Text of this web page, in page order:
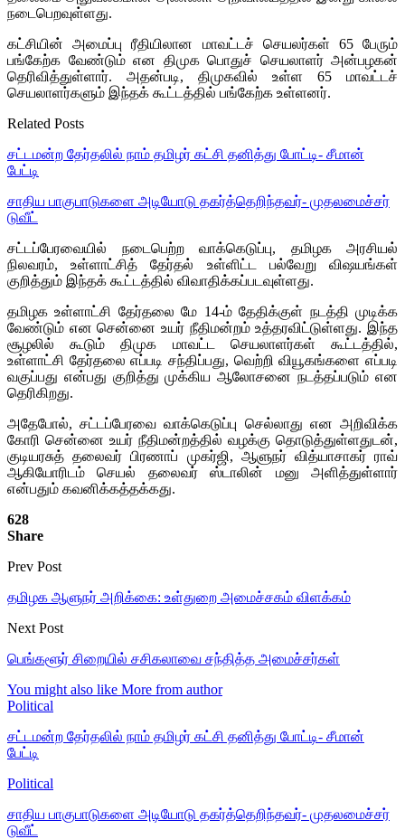
நடைபெறவுள்ளது.
கட்சியின் அமைப்பு ரீதியிலான மாவட்டச் செயலர்கள் 65 பேரும்
பங்கேற்க வேண்டும் என திமுக பொதுச் செயலாளர் அன்பழகன்
தெரிவித்துள்ளார். அதன்படி, திமுகவில் உள்ள 65 மாவட்டச்
செயலாளர்களும் இந்தக் கூட்டத்தில் பங்கேற்க உள்ளனர்.
Related Posts
சட்டமன்ற தேர்தலில் நாம் தமிழர் கட்சி தனித்து போட்டி- சீமான்
பேட்டி
சாதிய பாகுபாடுகளை அடியோடு தகர்த்தெறிந்தவர்- முதலமைச்சர்
டுவீட்
சட்டப்பேரவையில் நடைபெற்ற வாக்கெடுப்பு, தமிழக அரசியல்
நிலவரம், உள்ளாட்சித் தேர்தல் உள்ளிட்ட பல்வேறு விஷயங்கள்
குறித்தும் இந்தக் கூட்டத்தில் விவாதிக்கப்படவுள்ளது.
தமிழக உள்ளாட்சி தேர்தலை மே 14-ம் தேதிக்குள் நடத்தி முடிக்க
வேண்டும் என சென்னை உயர் நீதிமன்றம் உத்தரவிட்டுள்ளது. இந்த
சூழலில் கூடும் திமுக மாவட்ட செயலாளர்கள் கூட்டத்தில்,
உள்ளாட்சி தேர்தலை எப்படி சந்திப்பது, வெற்றி வியூகங்களை எப்படி
வகுப்பது என்பது குறித்து முக்கிய ஆலோசனை நடத்தப்படும் என
தெரிகிறது.
அதேபோல், சட்டப்பேரவை வாக்கெடுப்பு செல்லாது என அறிவிக்க
கோரி சென்னை உயர் நீதிமன்றத்தில் வழக்கு தொடுத்துள்ளதுடன்,
குடியரசுத் தலைவர் பிரணாப் முகர்ஜி, ஆளுநர் வித்யாசாகர் ராவ்
ஆகியோரிடம் செயல் தலைவர் ஸ்டாலின் மனு அளித்துள்ளார்
என்பதும் கவனிக்கத்தக்கது.
628
Share
Prev Post
தமிழக ஆளுநர் அறிக்கை: உள்துறை அமைச்சகம் விளக்கம்
Next Post
பெங்களூர் சிறையில் சசிகலாவை சந்தித்த அமைச்சர்கள்
You might also like More from author
Political
சட்டமன்ற தேர்தலில் நாம் தமிழர் கட்சி தனித்து போட்டி- சீமான்
பேட்டி
Political
சாதிய பாகுபாடுகளை அடியோடு தகர்த்தெறிந்தவர்- முதலமைச்சர்
டுவீட்